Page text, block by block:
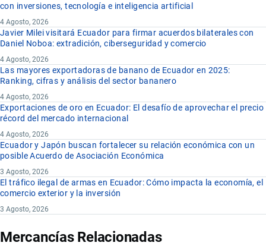
con inversiones, tecnología e inteligencia artificial
4 Agosto, 2026
Javier Milei visitará Ecuador para firmar acuerdos bilaterales con
Daniel Noboa: extradición, ciberseguridad y comercio
4 Agosto, 2026
Las mayores exportadoras de banano de Ecuador en 2025:
Ranking, cifras y análisis del sector bananero
4 Agosto, 2026
Exportaciones de oro en Ecuador: El desafío de aprovechar el precio
récord del mercado internacional
4 Agosto, 2026
Ecuador y Japón buscan fortalecer su relación económica con un
posible Acuerdo de Asociación Económica
3 Agosto, 2026
El tráfico ilegal de armas en Ecuador: Cómo impacta la economía, el
comercio exterior y la inversión
3 Agosto, 2026
Mercancías Relacionadas